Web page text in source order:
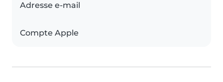
Adresse e-mail
Compte Apple